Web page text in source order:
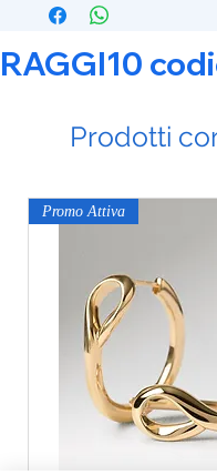
RAGGI10
Prodotti
Promo Attiva